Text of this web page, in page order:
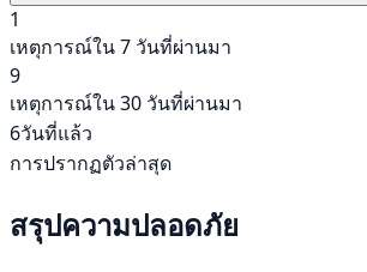
1
เหตุการณ์ใน 7 วันที่ผ่านมา
9
เหตุการณ์ใน 30 วันที่ผ่านมา
6วันที่แล้ว
การปรากฏตัวล่าสุด
สรุปความปลอดภัย